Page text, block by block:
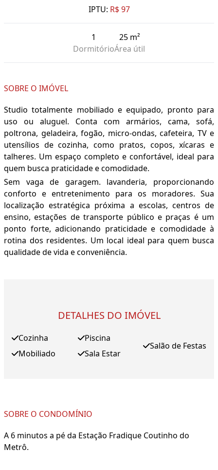
IPTU: R$ 97
1
Dormitório
25 m²
Área útil
SOBRE O IMÓVEL
Studio totalmente mobiliado e equipado, pronto para
uso ou aluguel. Conta com armários, cama, sofá,
poltrona, geladeira, fogão, micro-ondas, cafeteira, TV e
utensílios de cozinha, como pratos, copos, xícaras e
talheres. Um espaço completo e confortável, ideal para
quem busca praticidade e comodidade.
Sem vaga de garagem. lavanderia, proporcionando
conforto e entretenimento para os moradores. Sua
localização estratégica próxima a escolas, centros de
ensino, estações de transporte público e praças é um
ponto forte, adicionando praticidade e comodidade à
rotina dos residentes. Um local ideal para quem busca
qualidade de vida e conveniência.
DETALHES DO IMÓVEL
Cozinha
Mobiliado
Piscina
Sala Estar
Salão de Festas
SOBRE O CONDOMÍNIO
A 6 minutos a pé da Estação Fradique Coutinho do
Metrô.